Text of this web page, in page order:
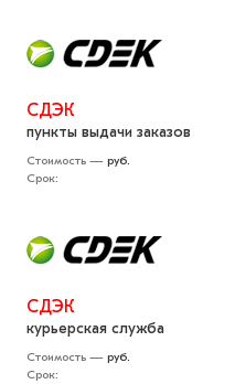
СДЭК
пункты выдачи заказов
Стоимость — руб.
Срок:
СДЭК
курьерская служба
Стоимость — руб.
Срок: